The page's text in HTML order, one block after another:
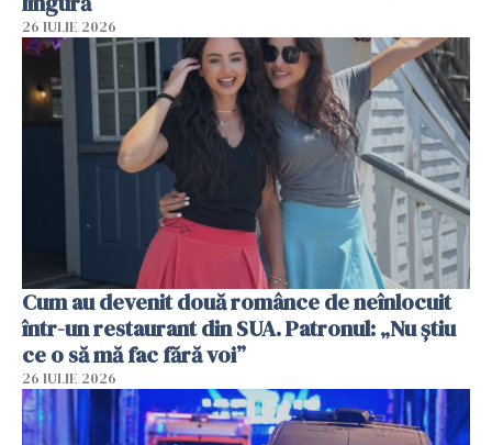
26 IULIE 2026
Cum au devenit două românce de neînlocuit
într-un restaurant din SUA. Patronul: „Nu știu
ce o să mă fac fără voi”
26 IULIE 2026